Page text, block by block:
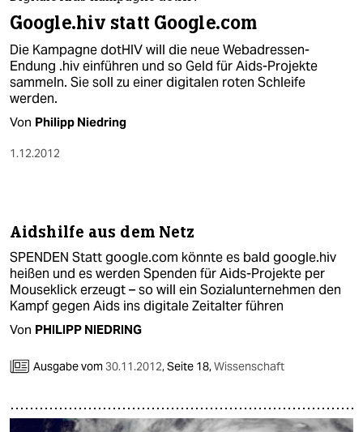
wahrheit
verlag
fragen & hilfe
unterstützen
abo
genossenschaft
epaper login
Google.hiv statt Google.com
Die Kampagne dotHIV will die neue Webadressen-
Endung .hiv einführen und so Geld für Aids-Projekte
sammeln. Sie soll zu einer digitalen roten Schleife
werden.
Von Philipp Niedring
1.12.2012
Aidshilfe aus dem Netz
SPENDEN Statt google.com könnte es bald google.hiv
heißen und es werden Spenden für Aids-Projekte per
Mouseklick erzeugt – so will ein Sozialunternehmen den
Kampf gegen Aids ins digitale Zeitalter führen
Von PHILIPP NIEDRING
Ausgabe vom30.11.2012,Seite 18,Wissenschaft